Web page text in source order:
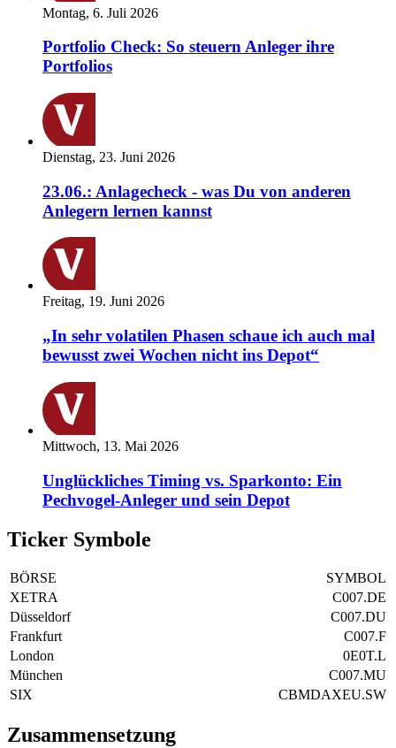
Montag, 6. Juli 2026
Portfolio Check: So steuern Anleger ihre
Portfolios
Dienstag, 23. Juni 2026
23.06.: Anlagecheck - was Du von anderen
Anlegern lernen kannst
Freitag, 19. Juni 2026
„In sehr volatilen Phasen schaue ich auch mal
bewusst zwei Wochen nicht ins Depot“
Mittwoch, 13. Mai 2026
Unglückliches Timing vs. Sparkonto: Ein
Pechvogel-Anleger und sein Depot
Ticker Symbole
BÖRSE
SYMBOL
XETRA
C007.DE
Düsseldorf
C007.DU
Frankfurt
C007.F
London
0E0T.L
München
C007.MU
SIX
CBMDAXEU.SW
Zusammensetzung